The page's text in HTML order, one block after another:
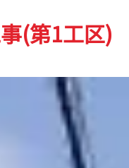
(第1工区)